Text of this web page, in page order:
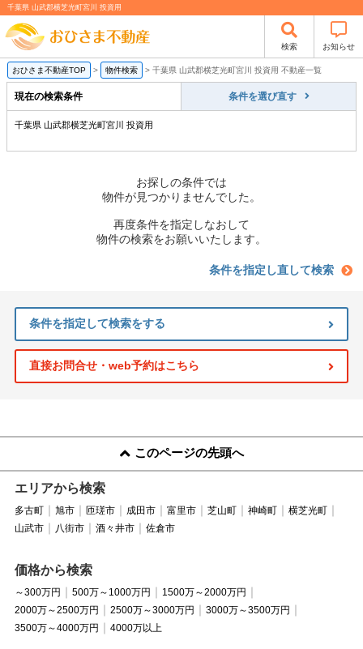
千葉県 山武郡横芝光町宮川 投資用
検索 お知らせ
おひさま不動産TOP > 物件検索 > 千葉県 山武郡横芝光町宮川 投資用 不動産一覧
現在の検索条件 条件を選び直す
千葉県 山武郡横芝光町宮川 投資用
お探しの条件では
物件が見つかりませんでした。
再度条件を指定しなおして
物件の検索をお願いいたします。
条件を指定し直して検索
条件を指定して検索をする
直接お問合せ・web予約はこちら
このページの先頭へ
エリアから検索
多古町 旭市 匝瑳市 成田市 富里市 芝山町 神崎町
横芝光町
山武市
八街市 酒々井市 佐倉市
価格から検索
～300万円 500万～1000万円
1500万～2000万円
2000万～2500万円
2500万～3000万円
3000万～3500万円
3500万～4000万円
4000万以上